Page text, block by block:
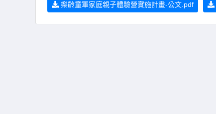
樂齡童軍家庭親子體驗營實施計畫-公文.pdf